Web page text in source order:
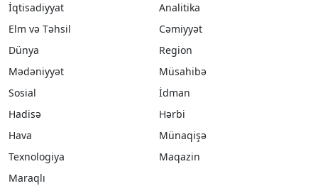
İqtisadiyyat
Analitika
Elm və Təhsil
Cəmiyyət
Dünya
Region
Mədəniyyət
Müsahibə
Sosial
İdman
Hadisə
Hərbi
Hava
Münaqişə
Texnologiya
Maqazin
Maraqlı